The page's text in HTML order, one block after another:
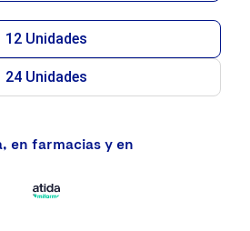
12 Unidades
24 Unidades
en farmacias y en